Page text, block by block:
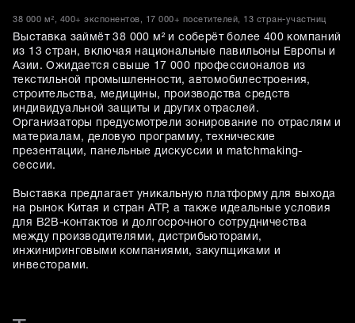
38 000 м², 400+ экспонентов, 17 000+ посетителей, 13 стран-участниц
Выставка займёт 38 000 м² и соберёт более 400 компаний
из 13 стран, включая национальные павильоны Европы и
Азии. Ожидается свыше 17 000 профессионалов из
текстильной промышленности, автомобилестроения,
строительства, медицины, производства средств
индивидуальной защиты и других отраслей.
Организаторы предусмотрели зонирование по отраслям и
материалам, деловую программу, технические
презентации, панельные дискуссии и matchmaking-
сессии.
Выставка предлагает уникальную платформу для выхода
на рынок Китая и стран АТР, а также идеальные условия
для B2B-контактов и долгосрочного сотрудничества
между производителями, дистрибьюторами,
инжиниринговыми компаниями, закупщиками и
инвесторами.